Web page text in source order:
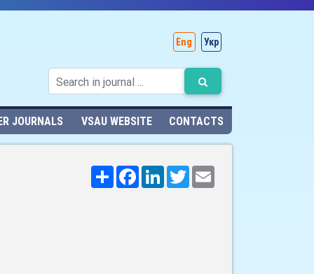
Eng Укр
JOURNALS VSAU WEBSITE CONTACTS
Поширити
FacebookLinkedInTwitter